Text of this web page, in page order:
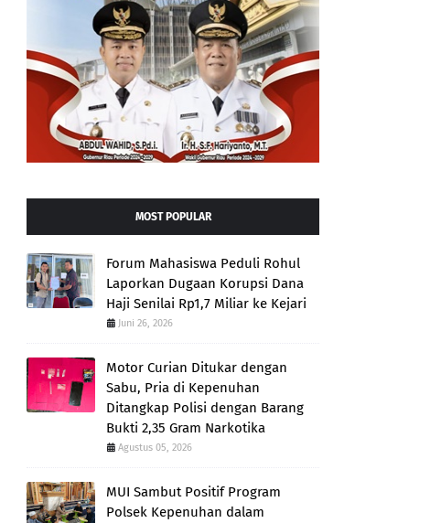
MOST POPULAR
Forum Mahasiswa Peduli Rohul
Laporkan Dugaan Korupsi Dana
Haji Senilai Rp1,7 Miliar ke Kejari
Juni 26, 2026
Motor Curian Ditukar dengan
Sabu, Pria di Kepenuhan
Ditangkap Polisi dengan Barang
Bukti 2,35 Gram Narkotika
Agustus 05, 2026
MUI Sambut Positif Program
Polsek Kepenuhan dalam